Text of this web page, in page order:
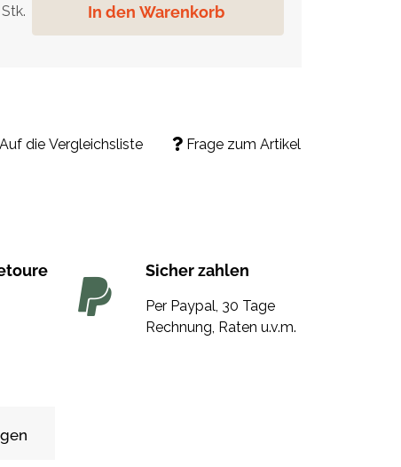
Stk. In den Warenkorb
Frage zum Artikel
Auf die Vergleichsliste
Sicher zahlen
Per Paypal, 30 Tage
Rechnung, Raten u.v.m.